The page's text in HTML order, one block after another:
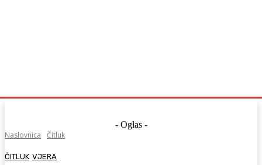
- Oglas -
Naslovnica
Čitluk
ČITLUK VJERA